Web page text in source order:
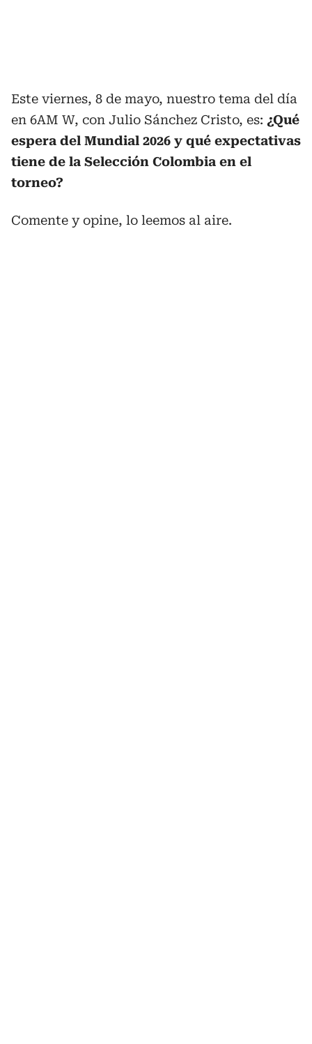
Este viernes, 8 de mayo, nuestro tema del día
en 6AM W, con Julio Sánchez Cristo, es: ¿Qué
espera del Mundial 2026 y qué expectativas
tiene de la Selección Colombia en el
torneo?
Comente y opine, lo leemos al aire.